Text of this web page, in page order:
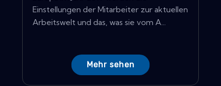
Einstellungen der Mitarbeiter zur aktuellen
Arbeitswelt und das, was sie vom A...
Mehr sehen